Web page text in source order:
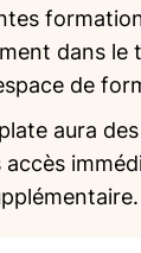
dans le
de
aura des
accès